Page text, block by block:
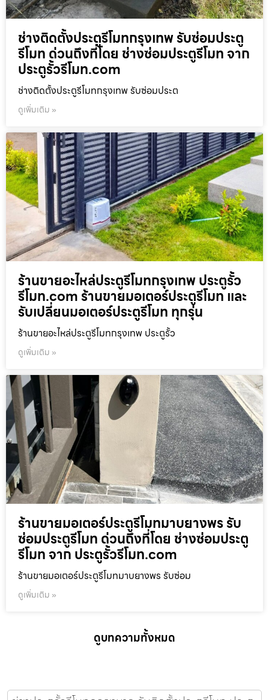
ช่างติดตั้งประตูรีโมทกรุงเทพ รับซ่อมประตู
รีโมท ด่วนถึงที่โดย ช่างซ่อมประตูรีโมท จาก
ประตูรั้วรีโมท.com
ช่างติดตั้งประตูรีโมทกรุงเทพ รับซ่อมประต
ดูเพิ่มเติม »
ร้านขายอะไหล่ประตูรีโมทกรุงเทพ ประตูรั้ว
รีโมท.com ร้านขายมอเตอร์ประตูรีโมท และ
รับเปลี่ยนมอเตอร์ประตูรีโมท ทุกรุ่น
ร้านขายอะไหล่ประตูรีโมทกรุงเทพ ประตูรั้ว
ดูเพิ่มเติม »
ร้านขายมอเตอร์ประตูรีโมทมาบยางพร รับ
ซ่อมประตูรีโมท ด่วนถึงที่โดย ช่างซ่อมประตู
รีโมท จาก ประตูรั้วรีโมท.com
ร้านขายมอเตอร์ประตูรีโมทมาบยางพร รับซ่อม
ดูเพิ่มเติม »
ดูบทความทั้งหมด